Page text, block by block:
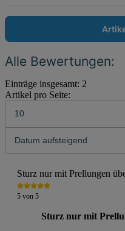
Alle Bewertungen:
Einträge insgesamt: 2
Artikel pro Seite:
Sturz nur mit Prellungen
5 von 5
Sturz nur mit